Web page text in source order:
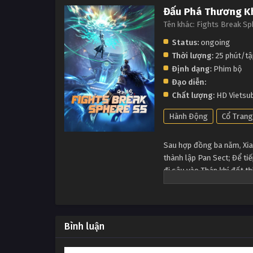
Đấu Phá Thương
Tên khác: Fights Break
Status: ongoing
Thời lượng: 25 phút/
Định dạng: Phim bộ
Đạo diễn:
Chất lượng: HD
Hành Động Cổ Trang
Sau hợp đồng ba năm,
thành lập Pan Sect; Để
đi sâu vào Tháp khí đốt
Bình luận